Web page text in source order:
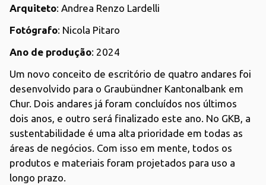
Arquiteto: Andrea Renzo Lardelli
Fotógrafo: Nicola Pitaro
Ano de produção: 2024
Um novo conceito de escritório de quatro andares foi
desenvolvido para o Graubündner Kantonalbank em
Chur. Dois andares já foram concluídos nos últimos
dois anos, e outro será finalizado este ano. No GKB, a
sustentabilidade é uma alta prioridade em todas as
áreas de negócios. Com isso em mente, todos os
produtos e materiais foram projetados para uso a
longo prazo.